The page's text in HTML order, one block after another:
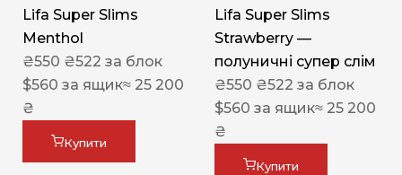
Lifa Super Slims
Menthol
₴550 ₴522 за блок
$560 за ящик≈ 25 200
₴
Купити
Lifa Super Slims
Strawberry —
полуничні супер слім
₴550 ₴522 за блок
$560 за ящик≈ 25 200
₴
Купити